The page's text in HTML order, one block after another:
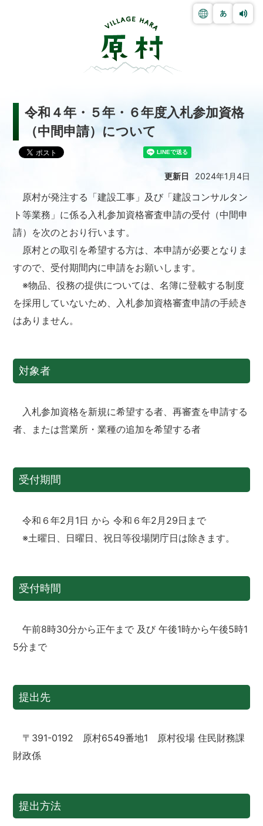
令和４年・５年・６年度入札参加資格
（中間申請）について
更新日 2024年1月4日
原村が発注する「建設工事」及び「建設コンサルタン
ト等業務」に係る入札参加資格審査申請の受付（中間申
請）を次のとおり行います。
原村との取引を希望する方は、本申請が必要となりま
すので、受付期間内に申請をお願いします。
※物品、役務の提供については、名簿に登載する制度
を採用していないため、入札参加資格審査申請の手続き
はありません。
対象者
入札参加資格を新規に希望する者、再審査を申請する
者、または営業所・業種の追加を希望する者
受付期間
令和６年2月1日 から 令和６年2月29日まで
※土曜日、日曜日、祝日等役場閉庁日は除きます。
受付時間
午前8時30分から正午まで 及び 午後1時から午後5時1
5分まで
提出先
〒391-0192 原村6549番地1 原村役場 住民財務課
財政係
提出方法